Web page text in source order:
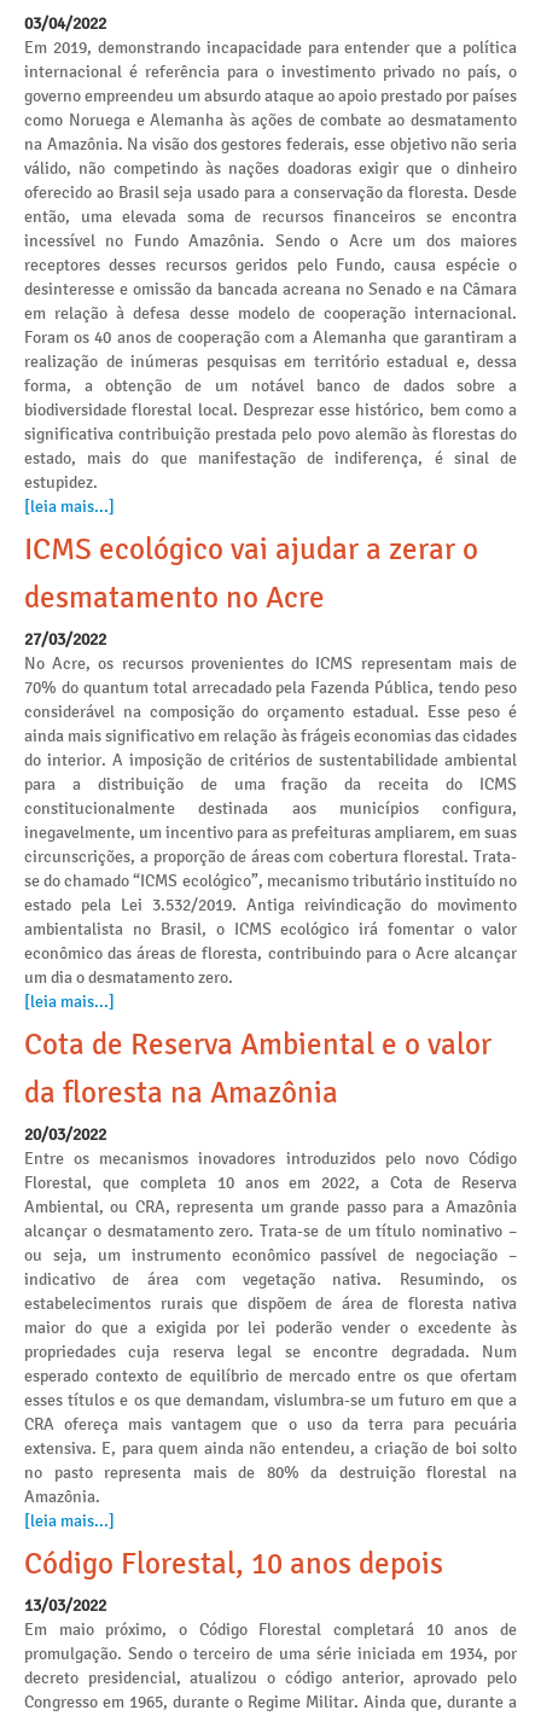
03/04/2022
Em 2019, demonstrando incapacidade para entender que a política
internacional é referência para o investimento privado no país, o
governo empreendeu um absurdo ataque ao apoio prestado por países
como Noruega e Alemanha às ações de combate ao desmatamento
na Amazônia. Na visão dos gestores federais, esse objetivo não seria
válido, não competindo às nações doadoras exigir que o dinheiro
oferecido ao Brasil seja usado para a conservação da floresta. Desde
então, uma elevada soma de recursos financeiros se encontra
incessível no Fundo Amazônia. Sendo o Acre um dos maiores
receptores desses recursos geridos pelo Fundo, causa espécie o
desinteresse e omissão da bancada acreana no Senado e na Câmara
em relação à defesa desse modelo de cooperação internacional.
Foram os 40 anos de cooperação com a Alemanha que garantiram a
realização de inúmeras pesquisas em território estadual e, dessa
forma, a obtenção de um notável banco de dados sobre a
biodiversidade florestal local. Desprezar esse histórico, bem como a
significativa contribuição prestada pelo povo alemão às florestas do
estado, mais do que manifestação de indiferença, é sinal de
estupidez.
[leia mais...]
ICMS ecológico vai ajudar a zerar o
desmatamento no Acre
27/03/2022
No Acre, os recursos provenientes do ICMS representam mais de
70% do quantum total arrecadado pela Fazenda Pública, tendo peso
considerável na composição do orçamento estadual. Esse peso é
ainda mais significativo em relação às frágeis economias das cidades
do interior. A imposição de critérios de sustentabilidade ambiental
para a distribuição de uma fração da receita do ICMS
constitucionalmente destinada aos municípios configura,
inegavelmente, um incentivo para as prefeituras ampliarem, em suas
circunscrições, a proporção de áreas com cobertura florestal. Trata-
se do chamado “ICMS ecológico”, mecanismo tributário instituído no
estado pela Lei 3.532/2019. Antiga reivindicação do movimento
ambientalista no Brasil, o ICMS ecológico irá fomentar o valor
econômico das áreas de floresta, contribuindo para o Acre alcançar
um dia o desmatamento zero.
[leia mais...]
Cota de Reserva Ambiental e o valor
da floresta na Amazônia
20/03/2022
Entre os mecanismos inovadores introduzidos pelo novo Código
Florestal, que completa 10 anos em 2022, a Cota de Reserva
Ambiental, ou CRA, representa um grande passo para a Amazônia
alcançar o desmatamento zero. Trata-se de um título nominativo –
ou seja, um instrumento econômico passível de negociação –
indicativo de área com vegetação nativa. Resumindo, os
estabelecimentos rurais que dispõem de área de floresta nativa
maior do que a exigida por lei poderão vender o excedente às
propriedades cuja reserva legal se encontre degradada. Num
esperado contexto de equilíbrio de mercado entre os que ofertam
esses títulos e os que demandam, vislumbra-se um futuro em que a
CRA ofereça mais vantagem que o uso da terra para pecuária
extensiva. E, para quem ainda não entendeu, a criação de boi solto
no pasto representa mais de 80% da destruição florestal na
Amazônia.
[leia mais...]
Código Florestal, 10 anos depois
13/03/2022
Em maio próximo, o Código Florestal completará 10 anos de
promulgação. Sendo o terceiro de uma série iniciada em 1934, por
decreto presidencial, atualizou o código anterior, aprovado pelo
Congresso em 1965, durante o Regime Militar. Ainda que, durante a